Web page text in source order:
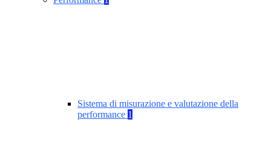
Sistema di misurazione e valutazione della
performance 1